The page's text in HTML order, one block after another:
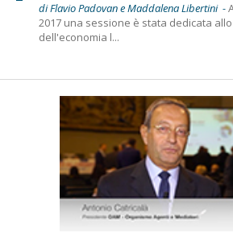
di Flavio Padovan e Maddalena Libertini -
2017 una sessione è stata dedicata
dell'economia l...